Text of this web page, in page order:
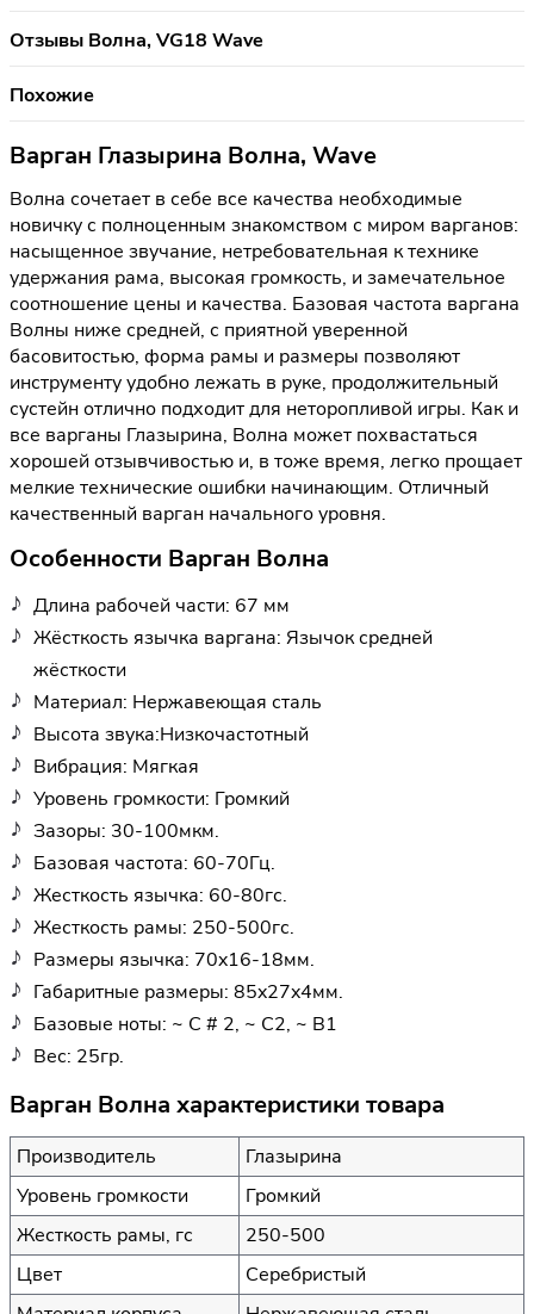
Отзывы Волна, VG18 Wave
Похожие
Варган Глазырина Волна, Wave
Волна сочетает в себе все качества необходимые
новичку с полноценным знакомством с миром варганов:
насыщенное звучание, нетребовательная к технике
удержания рама, высокая громкость, и замечательное
соотношение цены и качества. Базовая частота варгана
Волны ниже средней, с приятной уверенной
басовитостью, форма рамы и размеры позволяют
инструменту удобно лежать в руке, продолжительный
сустейн отлично подходит для неторопливой игры. Как и
все варганы Глазырина, Волна может похвастаться
хорошей отзывчивостью и, в тоже время, легко прощает
мелкие технические ошибки начинающим. Отличный
качественный варган начального уровня.
Особенности Варган Волна
Длина рабочей части: 67 мм
Жёсткость язычка варгана: Язычок средней
жёсткости
Материал: Нержавеющая сталь
Высота звука:Низкочастотный
Вибрация: Мягкая
Уровень громкости: Громкий
Зазоры: 30-100мкм.
Базовая частота: 60-70Гц.
Жесткость язычка: 60-80гс.
Жесткость рамы: 250-500гс.
Размеры язычка: 70x16-18мм.
Габаритные размеры: 85x27x4мм.
Базовые ноты: ~ C # 2, ~ C2, ~ B1
Вес: 25гр.
Варган Волна характеристики товара
Производитель
Глазырина
Уровень громкости
Громкий
Жесткость рамы, гс
250-500
Цвет
Серебристый